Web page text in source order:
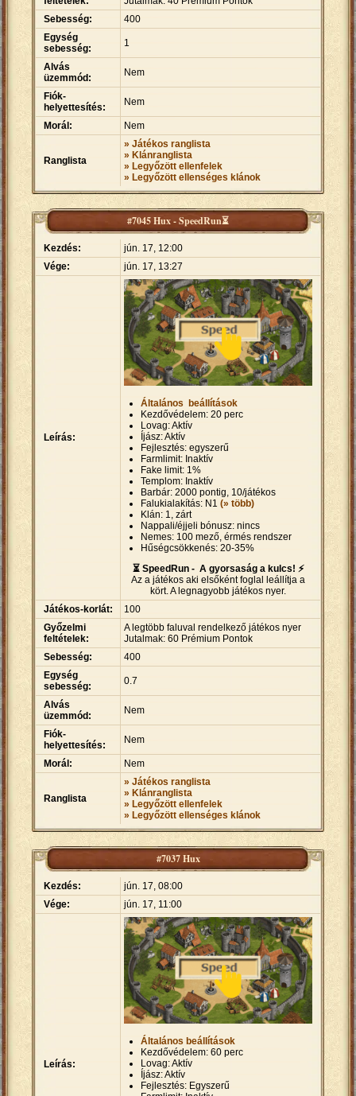
Sebesség:
400
Egység
sebesség:
1
Alvás
üzemmód:
Nem
Fiók-
helyettesítés:
Nem
Morál: Nem
Ranglista
» Játékos ranglista
» Klánranglista
» Legyőzött ellenfelek
» Legyőzött ellenséges klánok
#7045 Hux - SpeedRun⏳
Kezdés:
jún. 17, 12:00
Vége:
jún. 17, 13:27
Leírás:
Általános beállítások
Kezdővédelem: 20 perc
Lovag: Aktív
Íjász: Aktív
Fejlesztés: egyszerű
Farmlimit: Inaktív
Fake limit: 1%
Templom: Inaktív
Barbár: 2000 pontig, 10/játékos
Falukialakítás: N1 (» több)
Klán: 1, zárt
Nappali/éjjeli bónusz: nincs
Nemes: 100 mező, érmés rendszer
Hűségcsökkenés: 20-35%
⏳ SpeedRun - A gyorsaság a kulcs! ⚡
Az a játékos aki elsőként foglal leállítja a
kört. A legnagyobb játékos nyer.
Játékos-korlát:
100
Győzelmi
feltételek:
A legtöbb faluval rendelkező játékos nyer
Jutalmak: 60 Prémium Pontok
Sebesség:
400
Egység
sebesség:
0.7
Alvás
üzemmód:
Nem
Fiók-
helyettesítés:
Nem
Morál: Nem
Ranglista
» Játékos ranglista
» Klánranglista
» Legyőzött ellenfelek
» Legyőzött ellenséges klánok
#7037 Hux
Kezdés:
jún. 17, 08:00
Vége:
jún. 17, 11:00
Leírás:
Általános beállítások
Kezdővédelem: 60 perc
Lovag: Aktív
Íjász: Aktív
Fejlesztés: Egyszerű